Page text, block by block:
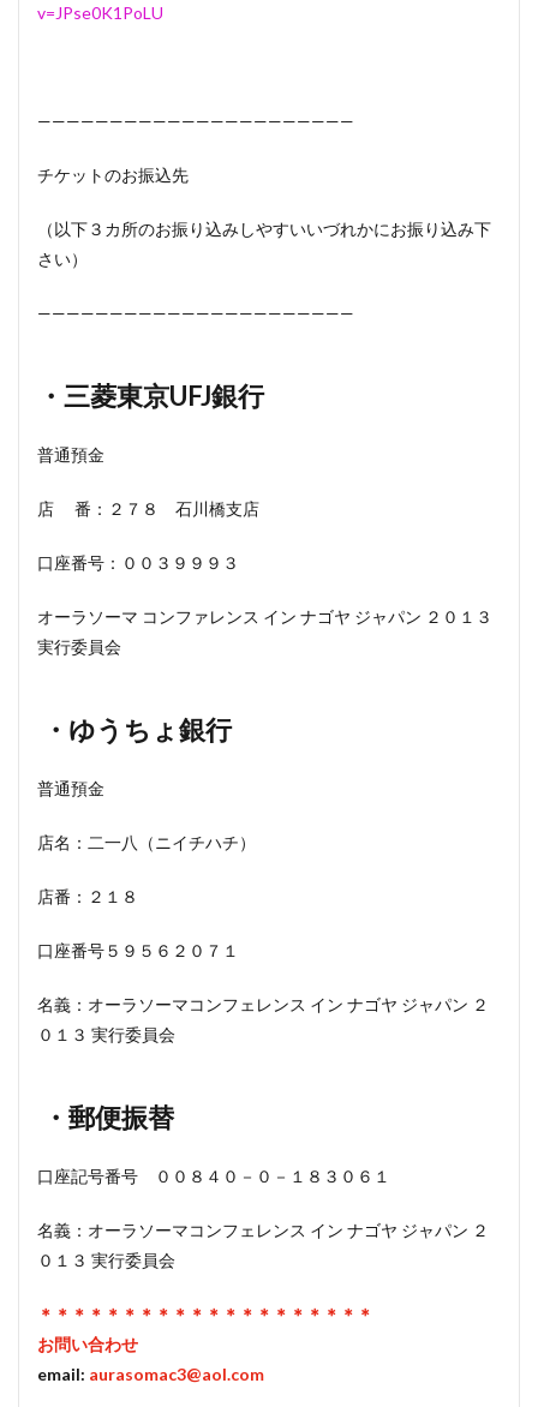
v=JPse0K1PoLU
——————————————————————
チケットのお振込先
（以下３カ所のお振り込みしやすいいづれかにお振り込み下
さい）
——————————————————————
・三菱東京UFJ銀行
普通預金
店 番：２７８ 石川橋支店
口座番号：００３９９９３
オーラソーマ コンファレンス イン ナゴヤ ジャパン ２０１３
実行委員会
・ゆうちょ銀行
普通預金
店名：二一八（ニイチハチ）
店番：２１８
口座番号５９５６２０７１
名義：オーラソーマコンフェレンス イン ナゴヤ ジャパン ２
０１３ 実行委員会
・郵便振替
口座記号番号 ００８４０－０－１８３０６１
名義：オーラソーマコンフェレンス イン ナゴヤ ジャパン ２
０１３ 実行委員会
＊＊＊＊＊＊＊＊＊＊＊＊＊＊＊＊＊＊＊＊
お問い合わせ
email: aurasomac3@aol.com